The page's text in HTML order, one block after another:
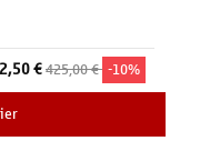
€425,00 € -10%